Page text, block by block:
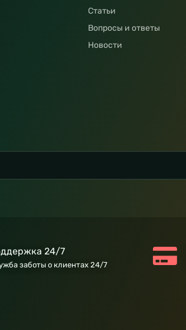
Статьи
Вопросы и ответы
Новости
24/7
заботы о клиентах 24/7